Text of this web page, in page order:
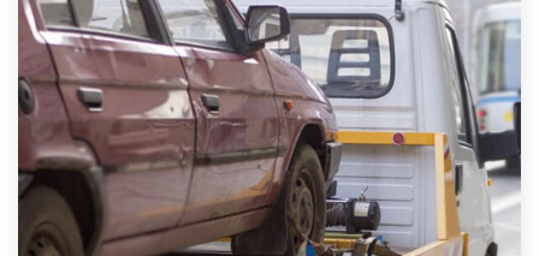
verkopen en op te laten halen door de Sloopauto
Ophaaldienst van Autosloperijen.nl. Wij kunnen uw
auto gratis ophalen in Leeuwarden. Neem
telefonisch contact op of maak een terugbelafspraak.
Wilt u direct een tweedehands auto onderdelen
offerte aanvragen? Dat kan via de Onderdelenlijn! Vul
uw kenteken in en druk op verzenden.